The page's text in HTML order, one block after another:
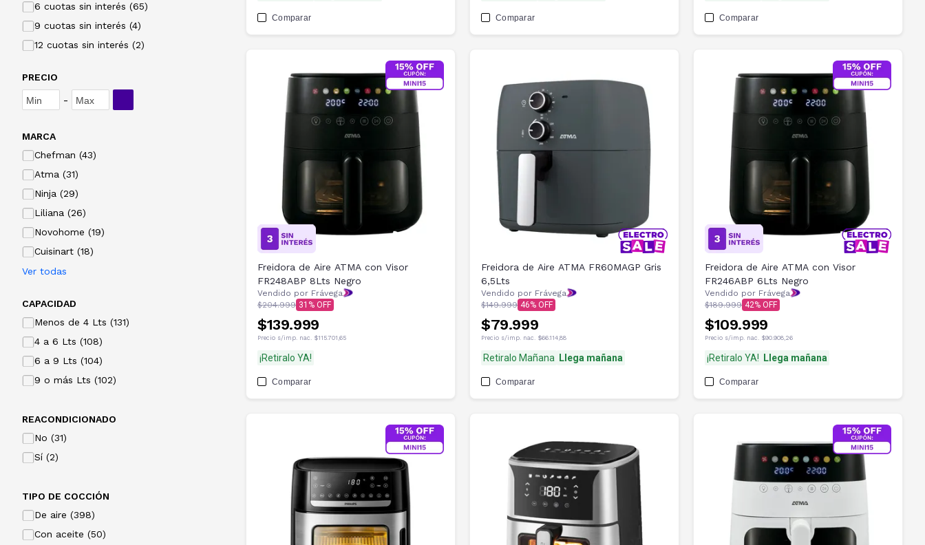
6 cuotas sin interés (65)
9 cuotas sin interés (4)
12 cuotas sin interés (2)
PRECIO
-
MARCA
Chefman (43)
Atma (31)
Ninja (29)
Liliana (26)
Novohome (19)
Cuisinart (18)
Ver todas
CAPACIDAD
Menos de 4 Lts (131)
4 a 6 Lts (108)
6 a 9 Lts (104)
9 o más Lts (102)
REACONDICIONADO
No (31)
Sí (2)
TIPO DE COCCIÓN
De aire (398)
Con aceite (50)
Comparar Comparar Comparar
Freidora de Aire ATMA con Visor
FR248ABP 8Lts Negro
Vendido por Frávega
$204.999 31
$139.999
Precio s/imp. nac. $115.701,65
¡Retiralo YA!
Comparar
Freidora de Aire ATMA FR60MAGP Gris
6,5Lts
Vendido por Frávega
$149.999 46
$79.999
Precio s/imp. nac. $66.114,88
Retiralo Mañana Llega mañana
Comparar
Freidora de Aire ATMA con Visor
FR246ABP 6Lts Negro
Vendido por Frávega
$189.999 42
$109.999
Precio s/imp. nac. $90.908,26
¡Retiralo YA! Llega mañana
Comparar